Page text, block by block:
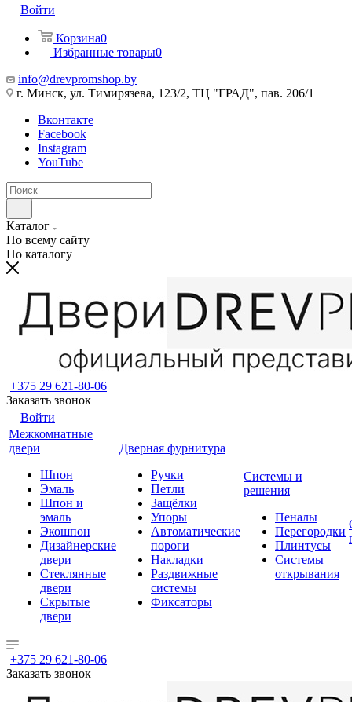
Войти
Корзина0
Избранные товары0
info@drevpromshop.by
г. Минск, ул. Тимирязева, 123/2, ТЦ "ГРАД", пав. 206/1
Вконтакте
Facebook
Instagram
YouTube
Каталог
По всему сайту
По каталогу
+375 29 621-80-06
Заказать звонок
Войти
Межкомнатные
двери
Шпон
Эмаль
Шпон и
эмаль
Экошпон
Дизайнерские
двери
Стеклянные
двери
Скрытые
двери
Дверная фурнитура
Ручки
Петли
Защёлки
Упоры
Автоматические
пороги
Накладки
Раздвижные
системы
Фиксаторы
Системы и
решения
Пеналы
Перегородки
Плинтусы
Системы
открывания
+375 29 621-80-06
Заказать звонок